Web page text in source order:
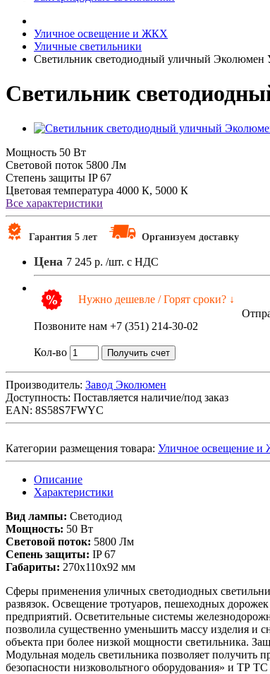
Уличное освещение и ЖКХ
Уличные светильники
Светильник светодиодный уличный Эколюмен
Светильник
Мощность 50 Вт
Световой поток 5800 Лм
Степень защиты IP 67
Цветовая температура 4000 К, 5000 К
Все характеристики
Гарантия 5 лет Организуем доставку
Цена 7 245 р. /шт. с НДС
Нужно дешевле / Горят сроки? ↓
Позвоните нам +7 (351) 214-30-02
Кол-во Получить счет
Производитель: Завод Эколюмен
Доступность: Поставляется наличие/под заказ
EAN: 8S58S7FWYC
Категории размещения товара: Уличное освещение
Описание
Характеристики
Вид лампы: Светодиод
Мощность: 50 Вт
Световой поток: 5800 Лм
Сепень защиты: IP 67
Габариты: 270х110х92 мм
Сферы применения уличных светодиодных
развязок. Освещение тротуаров, пешеходных
предприятий. Осветительные системы
позволила существенно уменьшить массу изделия и
объекта при более низкой мощности светильника.
Модульная модель светильника позволяет
безопасности низковольтного оборудования» и ТР